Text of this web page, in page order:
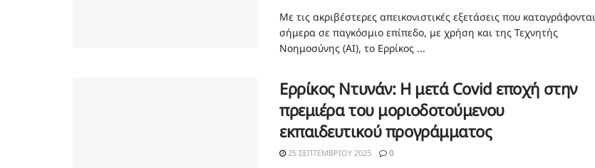
Με τις ακριβέστερες απεικονιστικές εξετάσεις που καταγράφονται
σήμερα σε παγκόσμιο επίπεδο, με χρήση και της Τεχνητής
Νοημοσύνης (ΑΙ), το Ερρίκος ...
Ερρίκος Ντυνάν: Η μετά Covid εποχή στην
πρεμιέρα του μοριοδοτούμενου
εκπαιδευτικού προγράμματος
25 ΣΕΠΤΕΜΒΡΊΟΥ 2025 0